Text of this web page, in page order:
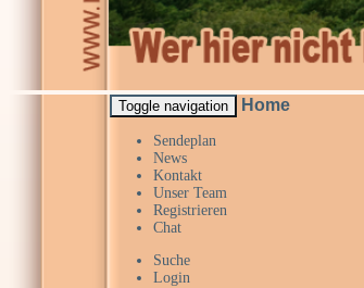
Toggle navigation Home
Sendeplan
News
Kontakt
Unser Team
Registrieren
Chat
Suche
Login